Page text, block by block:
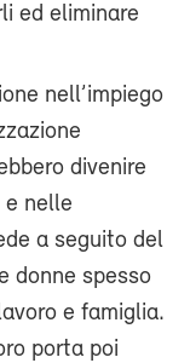
ed eliminare
nell’impiego
divenire
e nelle
a seguito del
donne spesso
e famiglia.
porta poi